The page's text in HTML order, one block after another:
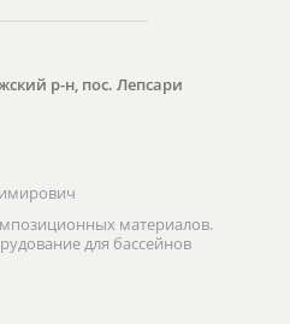
р-н, пос. Лепсари
материалов.
для бассейнов